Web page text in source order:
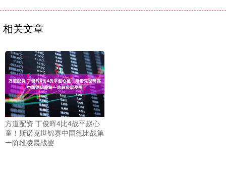
相关文章
方道配资 丁俊晖4比4战平赵心
童！斯诺克世锦赛中国德比战第
一阶段凌晨战罢